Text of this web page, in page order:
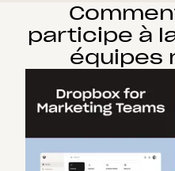
participe à
équipes